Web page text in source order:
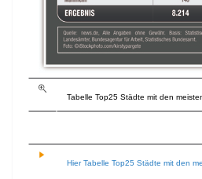
Tabelle Top25 Städte mit den
Hier Tabelle Top25 Städte mit den